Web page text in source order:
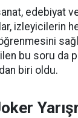
edebiyat
izleyicilerin
bu soru da
biri oldu.